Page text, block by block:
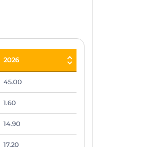
2026
2026
45.00
1.60
14.90
17.20